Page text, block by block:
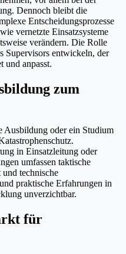
Dennoch bleibt die
Entscheidungsprozesse
vernetzte Einsatzsysteme
verändern. Die Rolle
Supervisors entwickeln, der
und anpasst.
zum
Ausbildung oder ein Studium
in Einsatzleitung oder
umfassen taktische
technische
praktische Erfahrungen in
unverzichtbar.
für